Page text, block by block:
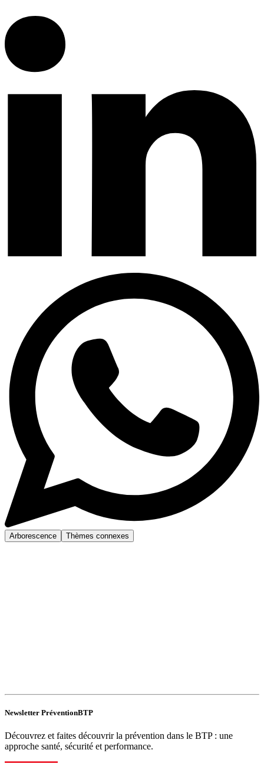
Arborescence Thèmes connexes
Newsletter PréventionBTP
Découvrez et faites découvrir la prévention dans le BTP : une
approche santé, sécurité et performance.